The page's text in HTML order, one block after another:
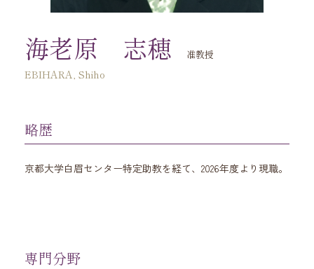
海老原 志穂 准教授
EBIHARA, Shiho
略歴
京都大学白眉センター特定助教を経て、2026年度より現職。
専門分野